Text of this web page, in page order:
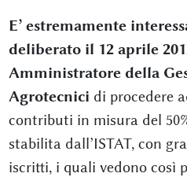
E’ estremamente
deliberato il 12 aprile
Amministratore della
Agrotecnici di procedere
contributi in misura del
stabilita dall’ISTAT, con
iscritti, i quali vedono così